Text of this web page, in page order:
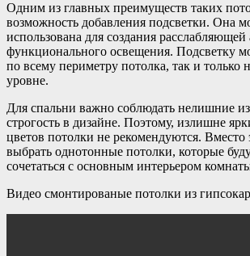
Одним из главных преимуществ таких
возможность добавления подсветки. Она
использована для создания
функционального освещения. Подсветку
по всему периметру потолка, так и только
уровне.
Для спальни важно соблюдать нелишние
строгость в дизайне. Поэтому, излишне
цветов потолки не рекомендуются.
выбрать однотонные потолки, которые
сочетаться с основным интерьером
Видео смонтированые потолки из